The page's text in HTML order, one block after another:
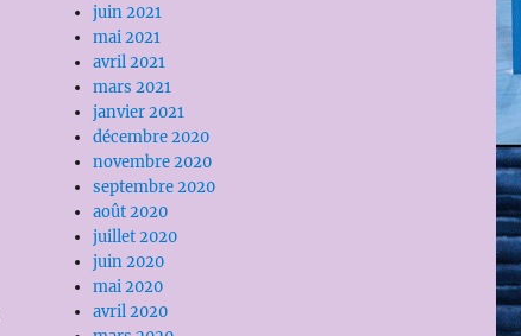
juin 2021
mai 2021
avril 2021
mars 2021
janvier 2021
décembre 2020
novembre 2020
septembre 2020
août 2020
juillet 2020
juin 2020
mai 2020
avril 2020